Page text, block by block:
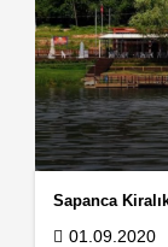
Sapanca
01.09.2020